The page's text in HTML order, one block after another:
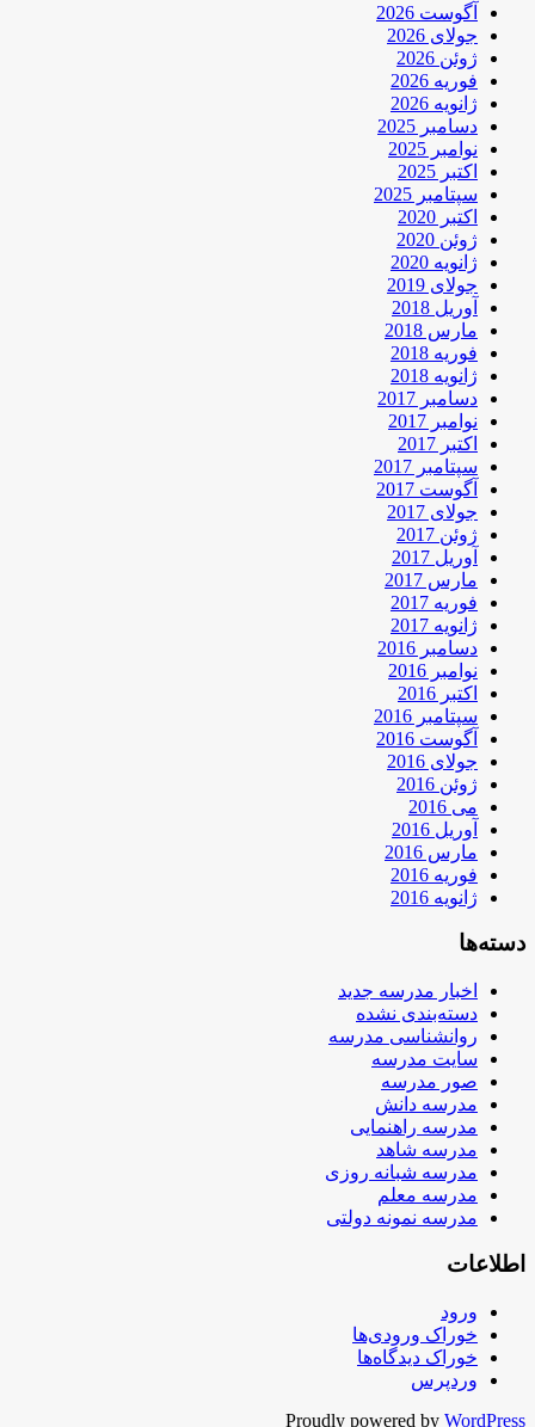
آگوست 2026
جولای 2026
ژوئن 2026
فوریه 2026
ژانویه 2026
دسامبر 2025
نوامبر 2025
اکتبر 2025
سپتامبر 2025
اکتبر 2020
ژوئن 2020
ژانویه 2020
جولای 2019
آوریل 2018
مارس 2018
فوریه 2018
ژانویه 2018
دسامبر 2017
نوامبر 2017
اکتبر 2017
سپتامبر 2017
آگوست 2017
جولای 2017
ژوئن 2017
آوریل 2017
مارس 2017
فوریه 2017
ژانویه 2017
دسامبر 2016
نوامبر 2016
اکتبر 2016
سپتامبر 2016
آگوست 2016
جولای 2016
ژوئن 2016
می 2016
آوریل 2016
مارس 2016
فوریه 2016
ژانویه 2016
دسته‌ها
اخبار مدرسه جدید
دسته‌بندی نشده
روانشناسی مدرسه
سایت مدرسه
صور مدرسه
مدرسه دانش
مدرسه راهنمایی
مدرسه شاهد
مدرسه شبانه روزی
مدرسه معلم
مدرسه نمونه دولتی
اطلاعات
ورود
خوراک ورودی‌ها
خوراک دیدگاه‌ها
وردپرس
Proudly powered by WordPress